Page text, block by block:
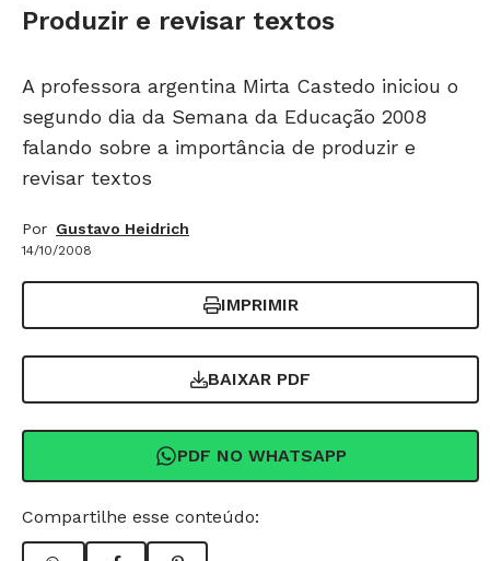
Produzir e revisar textos
A professora argentina Mirta Castedo iniciou o
segundo dia da Semana da Educação 2008
falando sobre a importância de produzir e
revisar textos
Por Gustavo Heidrich
14/10/2008
IMPRIMIR
BAIXAR PDF
PDF NO WHATSAPP
Compartilhe esse conteúdo: